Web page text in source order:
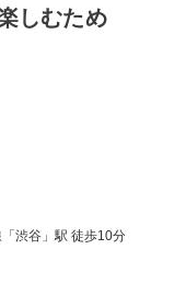
しむため
渋谷」駅 徒歩10分